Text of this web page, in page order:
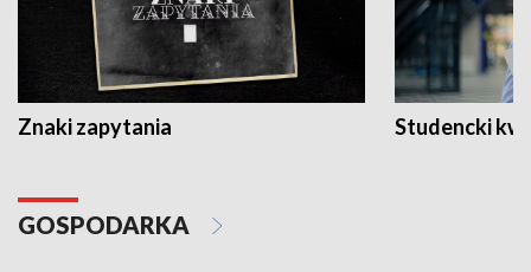
Znaki zapytania Studencki
GOSPODARKA